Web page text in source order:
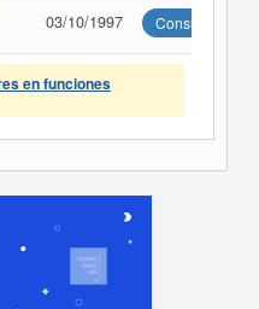
03/10/1997 Consultar
en funciones